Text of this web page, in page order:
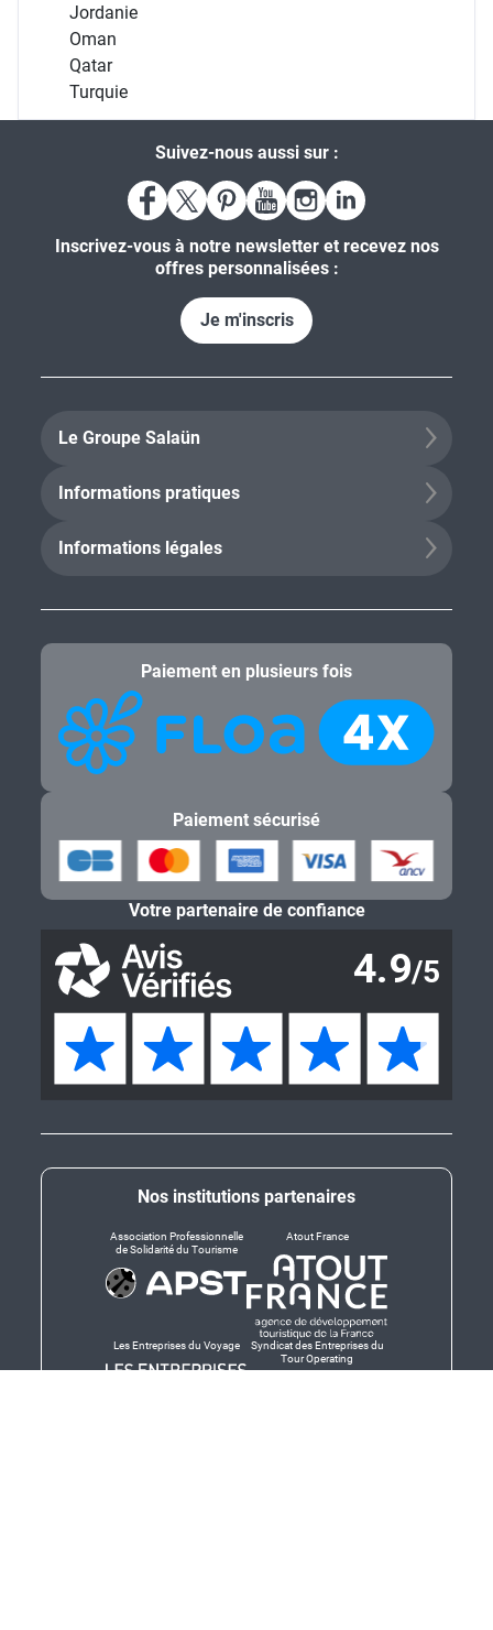
Jordanie
Oman
Qatar
Turquie
Suivez-nous aussi sur :
Inscrivez-vous à notre newsletter et recevez nos
offres personnalisées :
Je m'inscris
Le Groupe Salaün
Informations pratiques
Informations légales
Nos institutions partenaires
Association Professionnelle
de Solidarité du Tourisme
Atout France
Les Entreprises du Voyage
Syndicat des Entreprises du
Tour Operating
Paiement en plusieurs fois
Paiement sécurisé
Votre partenaire de confiance